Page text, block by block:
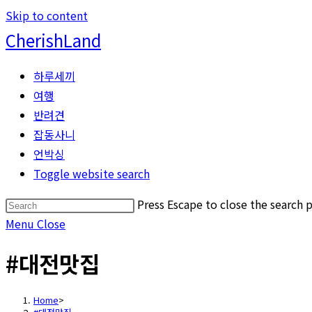
Skip to content
CherishLand
하루세끼
여행
반려견
잡동사니
언박싱
Toggle website search
Press Escape to close the search
Menu Close
#대전맛집
Home>